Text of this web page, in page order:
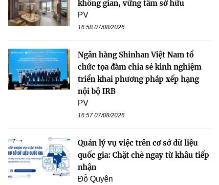
không gian, vững tâm sở hữu
PV
16:58 07/08/2026
Ngân hàng Shinhan Việt Nam tổ
chức tọa đàm chia sẻ kinh nghiệm
triển khai phương pháp xếp hạng
nội bộ IRB
PV
16:57 07/08/2026
Quản lý vụ việc trên cơ sở dữ liệu
quốc gia: Chặt chẽ ngay từ khâu tiếp
nhận
Đỗ Quyên